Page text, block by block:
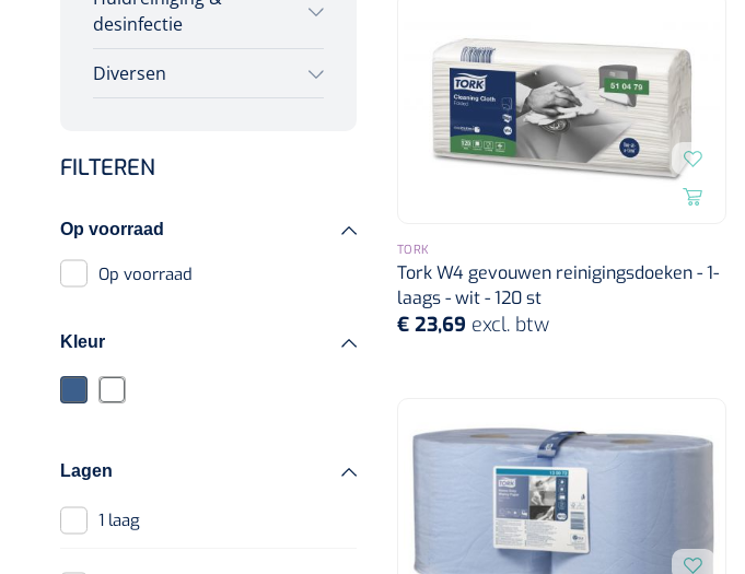
Oordoppen
mondmaskers
Handschoenen
dispensers
Zeep dispensers
Handschoenen
desinfectie
Zepen & foam
Handdesinfectie
Haarverzorging
Douche en bad
Diversen
Luchtverfrissers
FILTEREN
Op voorraad
Op voorraad
Kleur
Lagen
1 laag
TORK
Tork W4 gevouwen reinigingsdoeken - 1-
laags - wit - 120 st
€ 23,69 excl. btw